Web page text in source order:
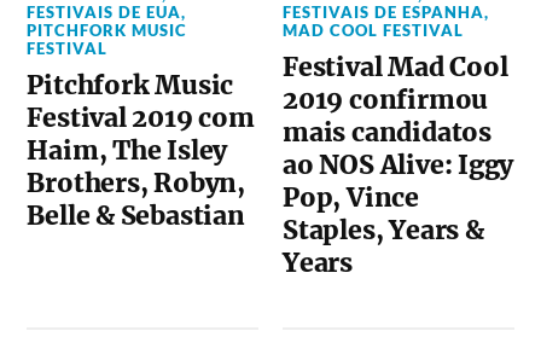
FESTIVAIS DE EUA,
PITCHFORK MUSIC
FESTIVAL
Pitchfork Music
Festival 2019 com
Haim, The Isley
Brothers, Robyn,
Belle & Sebastian
FESTIVAIS DE ESPANHA,
MAD COOL FESTIVAL
Festival Mad Cool
2019 confirmou
mais candidatos
ao NOS Alive: Iggy
Pop, Vince
Staples, Years &
Years